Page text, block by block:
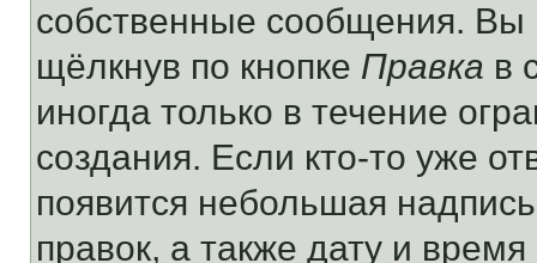
собственные сообщения. Вы
щёлкнув по кнопке Правка в
иногда только в течение
создания. Если кто-то уже
появится небольшая
правок, а также дату и